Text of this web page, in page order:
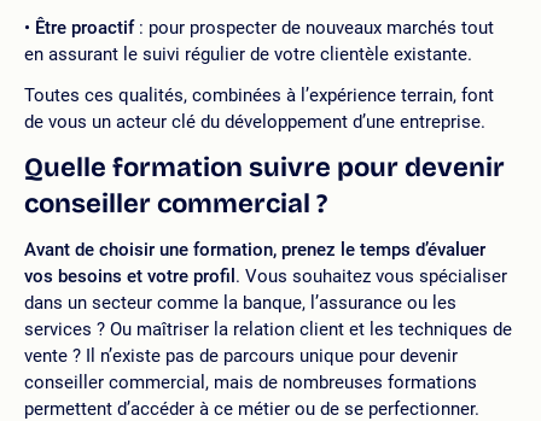
Être proactif: pour prospecter de nouveaux marchés tout
en assurant le suivi régulier de votre clientèle existante.
Toutes ces qualités, combinées à l’expérience terrain, font
de vous un acteur clé du développement d’une entreprise.
Quelle formation suivre pour devenir
conseiller commercial ?
Avant de choisir une formation, prenez le temps d’évaluer
vos besoins et votre profil . Vous souhaitez vous spécialiser
dans un secteur comme la banque, l’assurance ou les
services ? Ou maîtriser la relation client et les techniques de
vente ? Il n’existe pas de parcours unique pour devenir
conseiller commercial, mais de nombreuses formations
permettent d’accéder à ce métier ou de se perfectionner.